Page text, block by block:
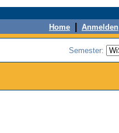
Home Anmelden
Semester: